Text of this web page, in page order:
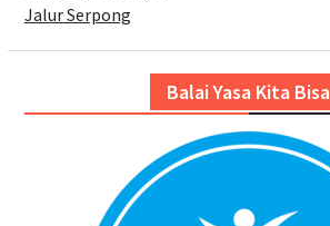
Jalur Serpong
Balai Yasa Kita Bisa